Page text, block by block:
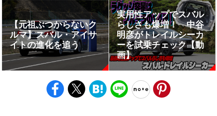
【元祖ぶつからないク
ルマ】スバル・アイサ
イトの進化を追う
実用性アップでスバル
らしさも爆増！ 中谷
明彦がトレイルシーカ
ーを試乗チェック【動
画】